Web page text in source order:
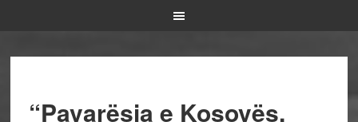
“Pavarësia e Kosovës,